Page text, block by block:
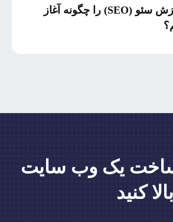
آموزش سئو (SEO) را چگونه آغاز
یک وب سایت
کنید